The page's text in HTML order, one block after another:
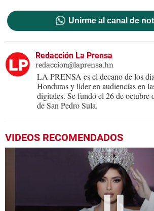
Unirme al canal de
Redacción La Prensa
redaccion@laprensa.hn
LA PRENSA es el decano de los
Honduras y líder en audiencias en
digitales. Se fundó el 26 de octubre
de San Pedro Sula.
VIDEOS RECOMENDADOS